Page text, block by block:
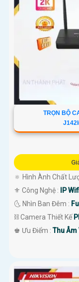
TRỌN BỘ
🔅 Hình Ành Chất
⚜️ Công Nghệ :
IP
🌜 Nhìn Ban Đêm :
⛓ Camera Thiết Kế
️♚ Ưu Điểm :Thu Âm